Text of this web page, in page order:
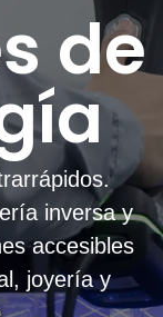
de
inversa y
accesibles
joyería y